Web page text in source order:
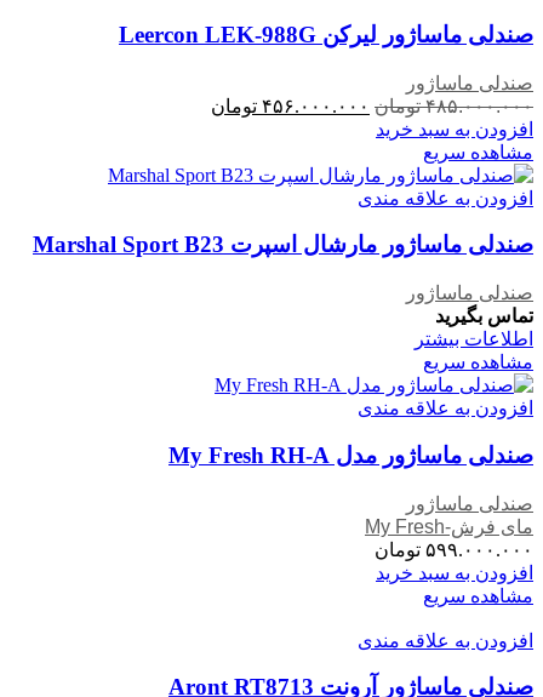
صندلی ماساژور لیرکن Leercon LEK-988G
صندلی ماساژور
۴۸۵.۰۰۰.۰۰۰ تومان ۴۵۶.۰۰۰.۰۰۰ تومان
افزودن به سبد خرید
مشاهده سریع
افزودن به علاقه مندی
صندلی ماساژور مارشال اسپرت Marshal Sport B23
صندلی ماساژور
تماس بگیرید
اطلاعات بیشتر
مشاهده سریع
افزودن به علاقه مندی
صندلی ماساژور مدل My Fresh RH-A
صندلی ماساژور
مای فرش-My Fresh
۵۹۹.۰۰۰.۰۰۰ تومان
افزودن به سبد خرید
مشاهده سریع
افزودن به علاقه مندی
صندلی ماساژور آرونت Aront RT8713